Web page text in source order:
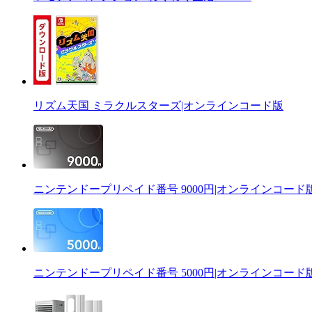
リズム天国 ミラクルスターズ|オンラインコード版
ニンテンドープリペイド番号 9000円|オンラインコード
ニンテンドープリペイド番号 5000円|オンラインコード